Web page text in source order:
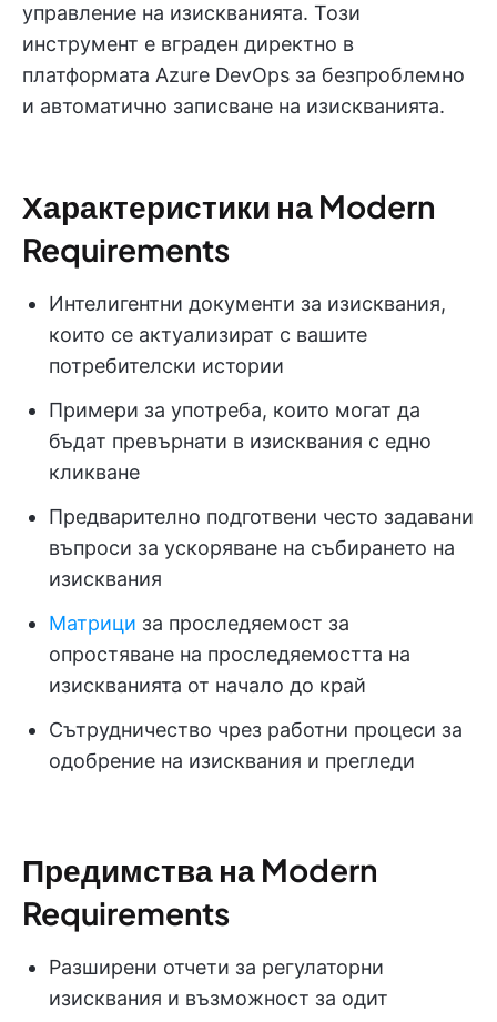
управление на изискванията. Този
инструмент е вграден директно в
платформата Azure DevOps за безпроблемно
и автоматично записване на изискванията.
Характеристики на Modern
Requirements
Интелигентни документи за изисквания,
които се актуализират с вашите
потребителски истории
Примери за употреба, които могат да
бъдат превърнати в изисквания с едно
кликване
Предварително подготвени често задавани
въпроси за ускоряване на събирането на
изисквания
Матрици за проследяемост за
опростяване на проследяемостта на
изискванията от начало до край
Сътрудничество чрез работни процеси за
одобрение на изисквания и прегледи
Предимства на Modern
Requirements
Разширени отчети за регулаторни
изисквания и възможност за одит